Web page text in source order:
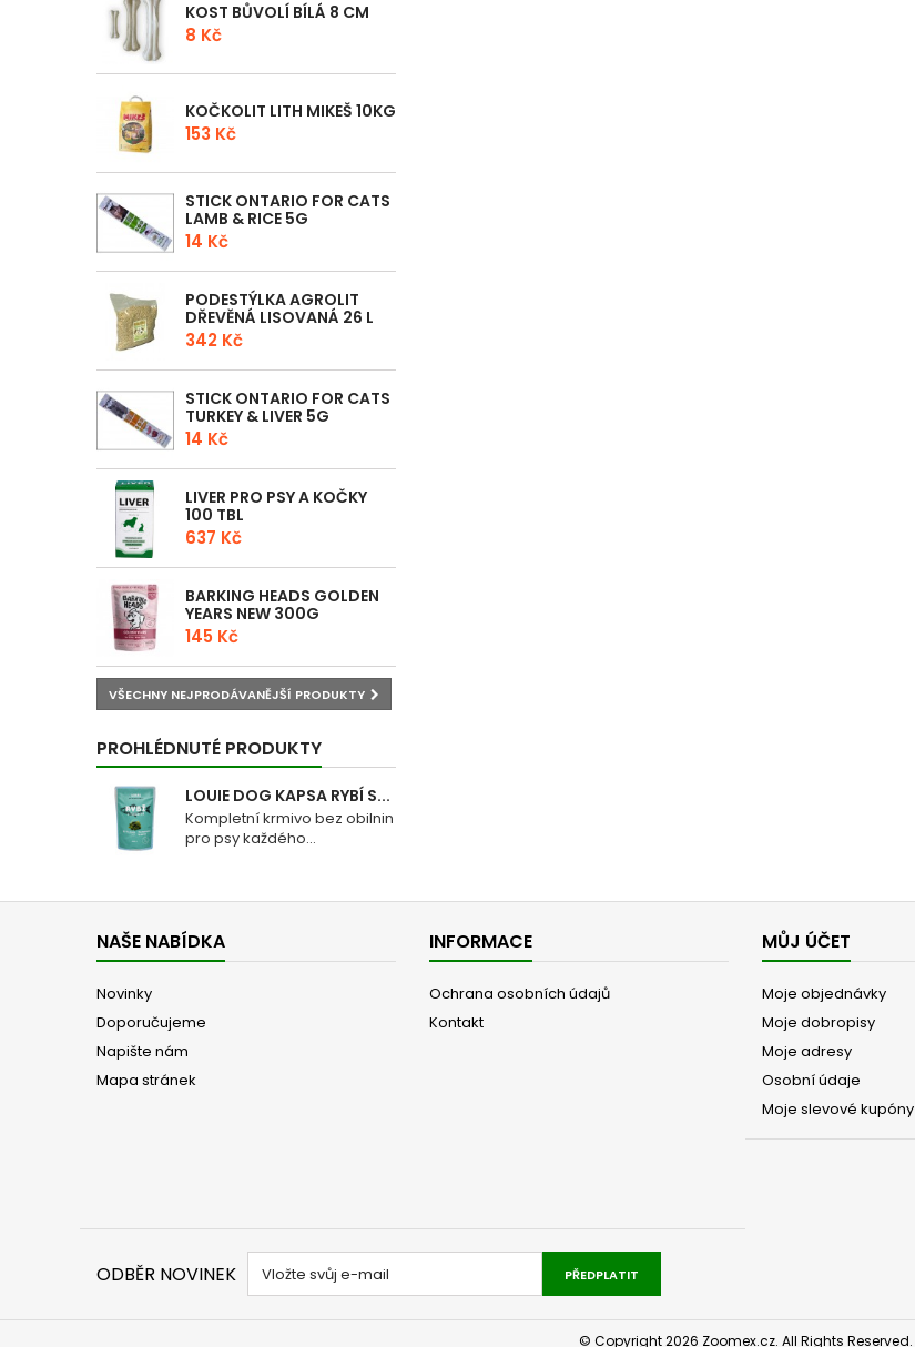
KOST BŮVOLÍ BÍLÁ 8 CM
8 Kč
KOČKOLIT LITH MIKEŠ 10KG
153 Kč
STICK ONTARIO FOR CATS
LAMB & RICE 5G
14 Kč
PODESTÝLKA AGROLIT
DŘEVĚNÁ LISOVANÁ 26 L
342 Kč
STICK ONTARIO FOR CATS
TURKEY & LIVER 5G
14 Kč
LIVER PRO PSY A KOČKY
100 TBL
637 Kč
BARKING HEADS GOLDEN
YEARS NEW 300G
145 Kč
VŠECHNY NEJPRODÁVANĚJŠÍ PRODUKTY
PROHLÉDNUTÉ PRODUKTY
LOUIE DOG KAPSA RYBÍ S...
Kompletní krmivo bez obilnin
pro psy každého...
NAŠE NABÍDKA
Novinky
Doporučujeme
Napište nám
Mapa stránek
INFORMACE
Ochrana osobních údajů
Kontakt
© Copyright 2026 Zoomex.cz. All Rights Reserved.
MŮJ ÚČET
Moje objednávky
Moje dobropisy
Moje adresy
Osobní údaje
Moje slevové kupóny
ODBĚR NOVINEK PŘEDPLATIT